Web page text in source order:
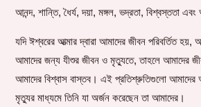
আনন্দ, শান্তি, ধৈর্য, দয়া, মঙ্গল, ভদ্রতা, বিশ্বস্ততা এবং
যদি ঈশ্বরের আত্মার দ্বারা আমাদের জীবন পরিবর্তিত হয়,
আমাদের জন্য যীশুর জীবন ও মৃত্যুতে, তাহলে আমাদের
আমাদের বিশ্বাস বাস্তব। এই প্রতিশ্রুতিগুলো আমাদের
মৃত্যুর মাধ্যমে তিনি যা অর্জন করেছেন তা আমাদের।